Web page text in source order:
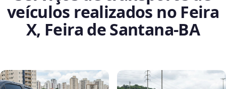
veículos realizados no Feira
X, Feira de Santana‑BA